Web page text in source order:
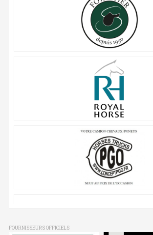
FOURNISSEURS OFFICIELS